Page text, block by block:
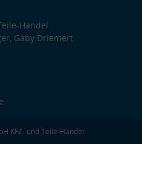
Handel
Gaby Driemert
KFZ- und Teile-Handel